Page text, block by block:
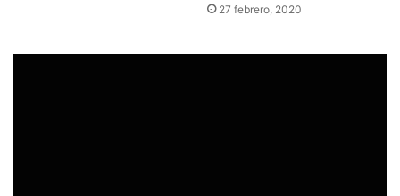
27 febrero, 2020